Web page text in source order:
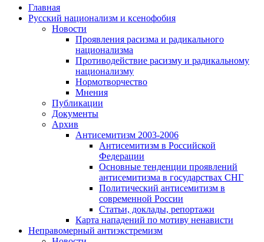
Главная
Русский национализм и ксенофобия
Новости
Проявления расизма и радикального
национализма
Противодействие расизму и радикальному
национализму
Нормотворчество
Мнения
Публикации
Документы
Архив
Антисемитизм 2003-2006
Антисемитизм в Российской
Федерации
Основные тенденции проявлений
антисемитизма в государствах СНГ
Политический антисемитизм в
современной России
Статьи, доклады, репортажи
Карта нападений по мотиву ненависти
Неправомерный антиэкстремизм